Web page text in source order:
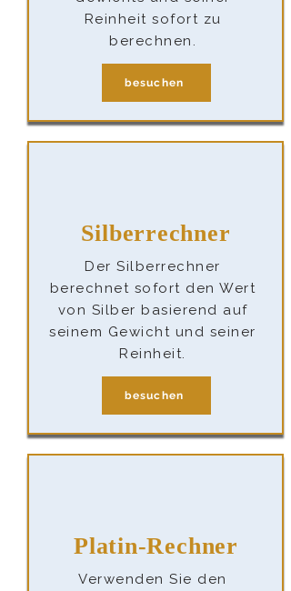
Reinheit sofort zu
berechnen.
besuchen
Silberrechner
Der Silberrechner
berechnet sofort den Wert
von Silber basierend auf
seinem Gewicht und seiner
Reinheit.
besuchen
Platin-Rechner
Verwenden Sie den